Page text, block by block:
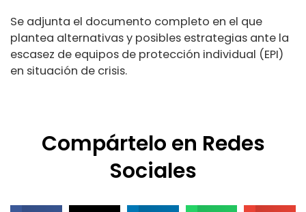
Se adjunta el documento completo en el que
plantea alternativas y posibles estrategias ante la
escasez de equipos de protección individual (EPI)
en situación de crisis.
Compártelo en Redes
Sociales